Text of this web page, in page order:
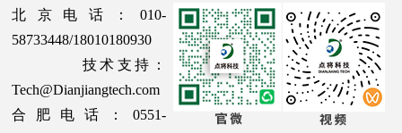
北京电话：010-
58733448/18010180930
技术支持：
Tech@Dianjiangtech.com
合肥电话：0551-